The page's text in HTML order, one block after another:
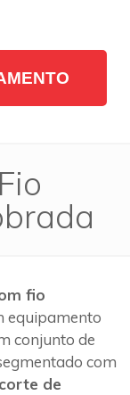
fio
equipamento
conjunto de
com
corte de